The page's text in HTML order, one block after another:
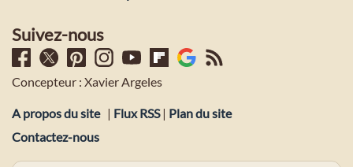
Suivez-nous
Concepteur : Xavier Argeles
A propos du site | Flux RSS| Plan du site
Contactez-nous